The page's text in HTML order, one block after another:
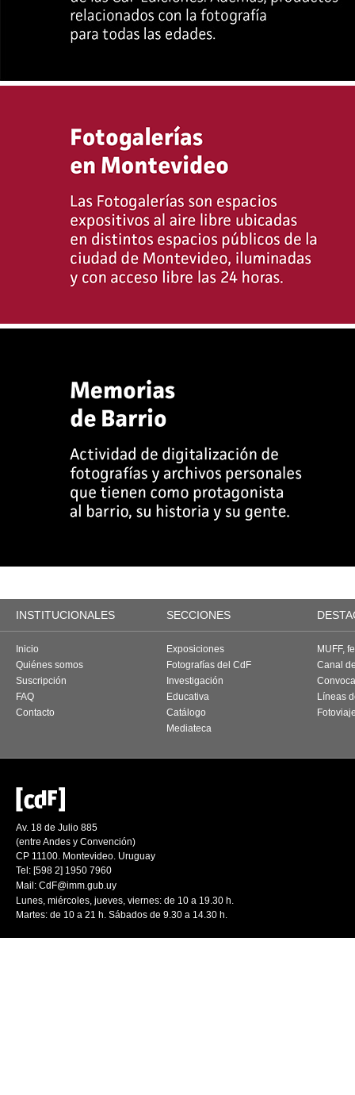
INSTITUCIONALES SECCIONES
Inicio
Quiénes somos
Suscripción
FAQ
Contacto
Exposiciones
Fotografías del CdF
Investigación
Educativa
Catálogo
Mediateca
MUFF,
Canal
Líneas
Av. 18 de Julio 885
(entre Andes y Convención)
CP 11100. Montevideo. Uruguay
Tel: [598 2] 1950 7960
Mail: CdF@imm.gub.uy
Lunes, miércoles, jueves, viernes: de 10 a 19.30 h.
Martes: de 10 a 21 h. Sábados de 9.30 a 14.30 h.